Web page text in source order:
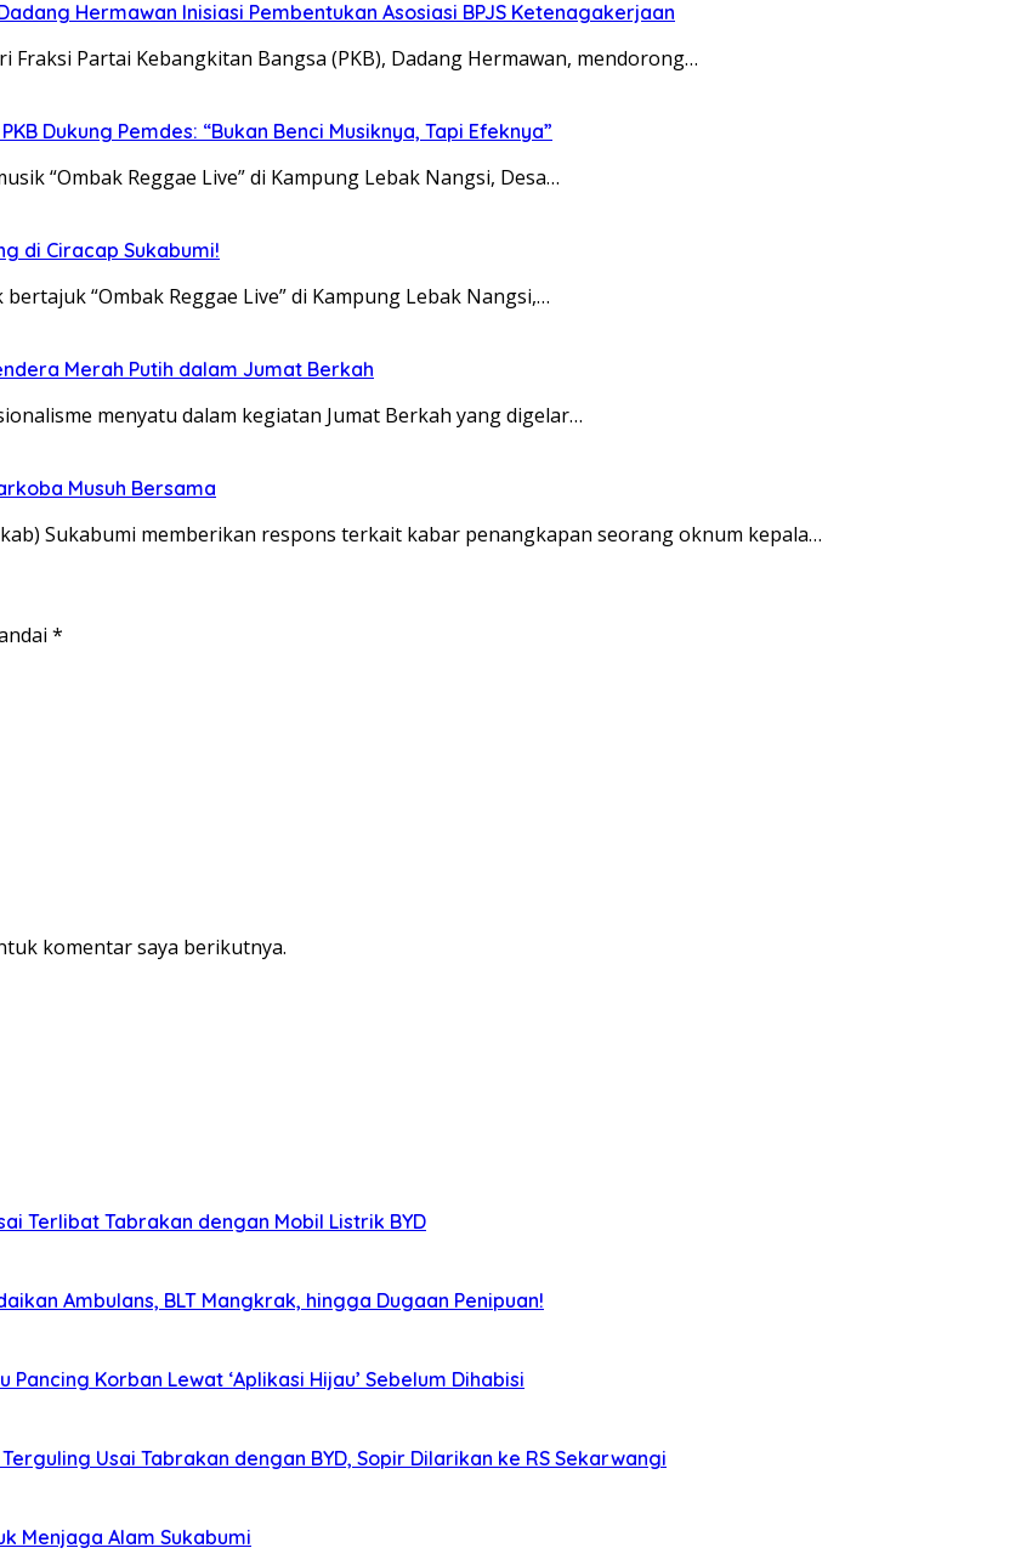
Hermawan Inisiasi Pembentukan Asosiasi BPJS Ketenagakerjaan
Fraksi Partai Kebangkitan Bangsa (PKB), Dadang Hermawan, mendorong…
Dukung Pemdes: “Bukan Benci Musiknya, Tapi Efeknya”
“Ombak Reggae Live” di Kampung Lebak Nangsi, Desa…
di Ciracap Sukabumi!
“Ombak Reggae Live” di Kampung Lebak Nangsi,…
Merah Putih dalam Jumat Berkah
menyatu dalam kegiatan Jumat Berkah yang digelar…
Musuh Bersama
Sukabumi memberikan respons terkait kabar penangkapan seorang oknum kepala…
*
komentar saya berikutnya.
Terlibat Tabrakan dengan Mobil Listrik BYD
Ambulans, BLT Mangkrak, hingga Dugaan Penipuan!
Korban Lewat ‘Aplikasi Hijau’ Sebelum Dihabisi
Usai Tabrakan dengan BYD, Sopir Dilarikan ke RS Sekarwangi
Menjaga Alam Sukabumi